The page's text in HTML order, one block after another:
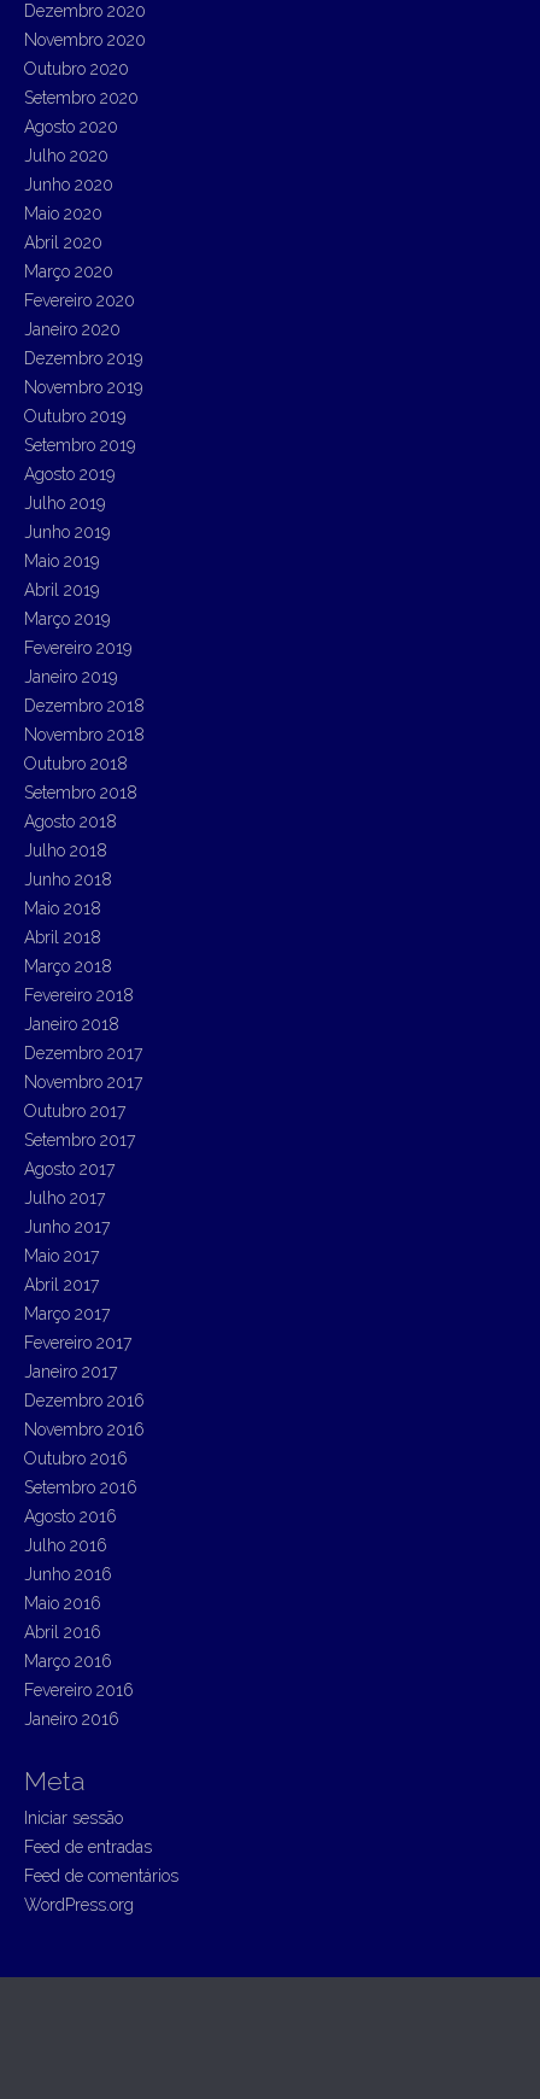
Dezembro 2020
Novembro 2020
Outubro 2020
Setembro 2020
Agosto 2020
Julho 2020
Junho 2020
Maio 2020
Abril 2020
Março 2020
Fevereiro 2020
Janeiro 2020
Dezembro 2019
Novembro 2019
Outubro 2019
Setembro 2019
Agosto 2019
Julho 2019
Junho 2019
Maio 2019
Abril 2019
Março 2019
Fevereiro 2019
Janeiro 2019
Dezembro 2018
Novembro 2018
Outubro 2018
Setembro 2018
Agosto 2018
Julho 2018
Junho 2018
Maio 2018
Abril 2018
Março 2018
Fevereiro 2018
Janeiro 2018
Dezembro 2017
Novembro 2017
Outubro 2017
Setembro 2017
Agosto 2017
Julho 2017
Junho 2017
Maio 2017
Abril 2017
Março 2017
Fevereiro 2017
Janeiro 2017
Dezembro 2016
Novembro 2016
Outubro 2016
Setembro 2016
Agosto 2016
Julho 2016
Junho 2016
Maio 2016
Abril 2016
Março 2016
Fevereiro 2016
Janeiro 2016
Meta
Iniciar sessão
Feed de entradas
Feed de comentários
WordPress.org